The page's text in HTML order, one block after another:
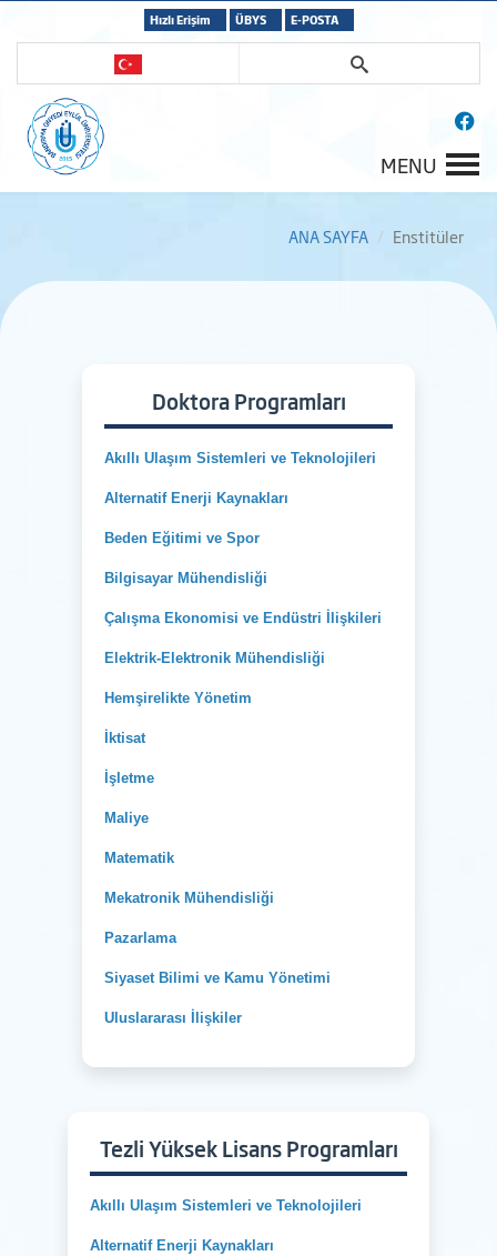
Hızlı Erişim ÜBYS E-POSTA
MENU
ANA SAYFA Enstitüler
Doktora Programları
Akıllı Ulaşım Sistemleri ve Teknolojileri
Alternatif Enerji Kaynakları
Beden Eğitimi ve Spor
Bilgisayar Mühendisliği
Çalışma Ekonomisi ve Endüstri İlişkileri
Elektrik-Elektronik Mühendisliği
Hemşirelikte Yönetim
İktisat
İşletme
Maliye
Matematik
Mekatronik Mühendisliği
Pazarlama
Siyaset Bilimi ve Kamu Yönetimi
Uluslararası İlişkiler
Tezli Yüksek Lisans Programları
Akıllı Ulaşım Sistemleri ve Teknolojileri
Alternatif Enerji Kaynakları